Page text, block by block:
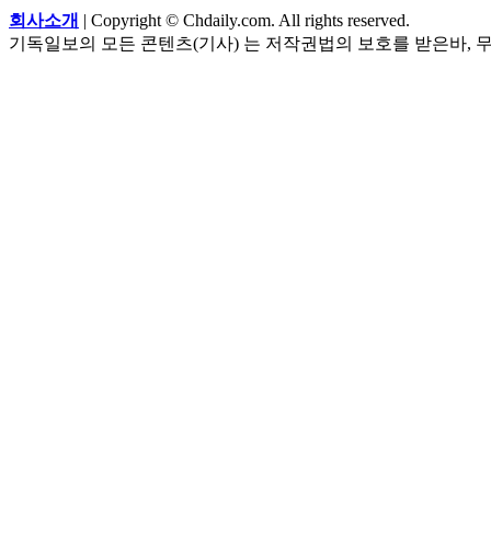
회사소개 | Copyright © Chdaily.com. All rights reserved.
기독일보의 모든 콘텐츠(기사) 는 저작권법의 보호를 받은바,